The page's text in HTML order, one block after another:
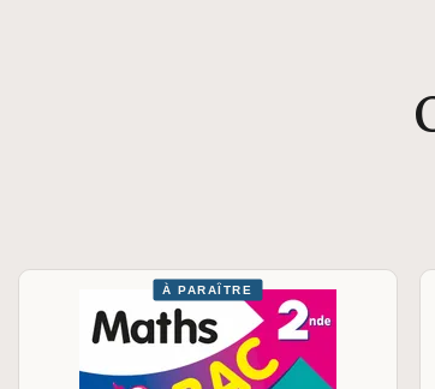
À PARAÎTRE